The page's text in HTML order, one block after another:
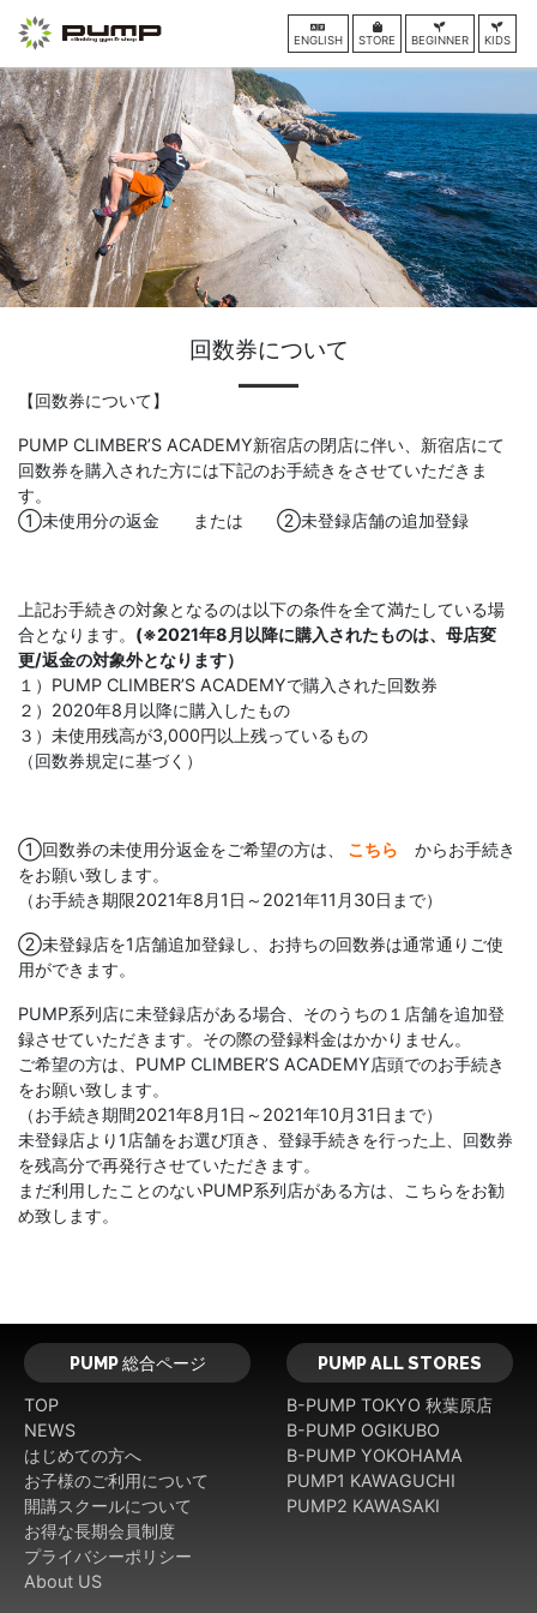
ENGLISH STORE BEGINNER KIDS
回数券について
【回数券について】
PUMP CLIMBER’S ACADEMY新宿店の閉店に伴い、新宿店にて
回数券を購入された方には下記のお手続きをさせていただきま
す。
①未使用分の返金 または ②未登録店舗の追加登録
上記お手続きの対象となるのは以下の条件を全て満たしている場
合となります。 (※2021年8月以降に購入されたものは、母店変
更/返金の対象外となります）
１）PUMP CLIMBER’S ACADEMYで購入された回数券
２）2020年8月以降に購入したもの
３）未使用残高が3,000円以上残っているもの
（回数券規定に基づく）
①回数券の未使用分返金をご希望の方は、 こちら からお手続き
をお願い致します。
（お手続き期限2021年8月1日～2021年11月30日まで）
②未登録店を1店舗追加登録し、お持ちの回数券は通常通りご使
用ができます。
PUMP系列店に未登録店がある場合、そのうちの１店舗を追加登
録させていただきます。その際の登録料金はかかりません。
ご希望の方は、PUMP CLIMBER’S ACADEMY店頭でのお手続き
をお願い致します。
（お手続き期間2021年8月1日～2021年10月31日まで）
未登録店より1店舗をお選び頂き、登録手続きを行った上、回数券
を残高分で再発行させていただきます。
まだ利用したことのないPUMP系列店がある方は、こちらをお勧
め致します。
PUMP 総合ページ
TOP
NEWS
はじめての方へ
お子様のご利用について
開講スクールについて
お得な長期会員制度
プライバシーポリシー
About US
PUMP ALL STORES
B-PUMP TOKYO 秋葉原店
B-PUMP OGIKUBO
B-PUMP YOKOHAMA
PUMP1 KAWAGUCHI
PUMP2 KAWASAKI